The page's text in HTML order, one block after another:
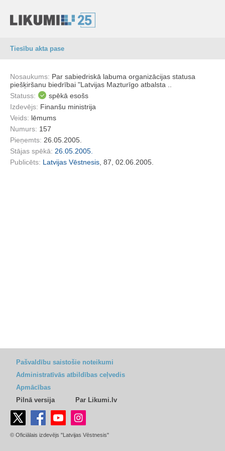
Tiesību akta pase
Nosaukums: Par sabiedriskā labuma organizācijas statusa
piešķiršanu biedrībai "Latvijas Mazturīgo atbalsta ..
Statuss:
spēkā esošs
Izdevējs: Finanšu ministrija
Veids: lēmums
Numurs: 157
Pieņemts: 26.05.2005.
Stājas spēkā: 26.05.2005.
Publicēts: Latvijas Vēstnesis , 87, 02.06.2005.
Pašvaldību saistošie noteikumi
Administratīvās atbildības ceļvedis
Apmācības
Pilnā versija
Par Likumi.lv
© Oficiālais izdevējs "Latvijas Vēstnesis"